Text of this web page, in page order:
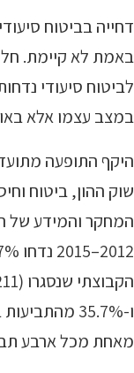
דחייה בביטוח
באמת לא קיימת.
לביטוח סיעודי
במצב עצמו אלא
היקף התופעה מתועד
שוק ההון, ביטוח
ו-35.7%
מאחת מכל ארבע